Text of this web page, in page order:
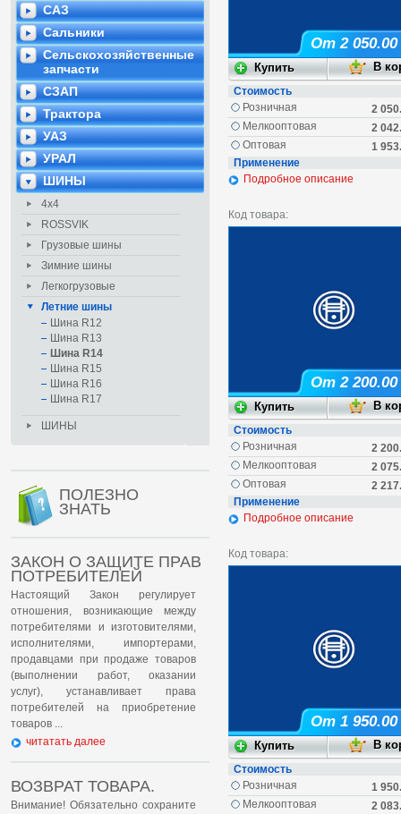
САЗ
Сальники
Сельскохозяйственные
запчасти
СЗАП
Трактора
УАЗ
УРАЛ
ШИНЫ
4х4
ROSSVIK
Грузовые шины
Зимние шины
Легкогрузовые
Летние шины
Шина R12
Шина R13
Шина R14
Шина R15
Шина R16
Шина R17
ШИНЫ
ПОЛЕЗНО
ЗНАТЬ
ЗАКОН О ЗАЩИТЕ ПРАВ
ПОТРЕБИТЕЛЕЙ
Настоящий Закон регулирует
отношения, возникающие между
потребителями и изготовителями,
исполнителями, импортерами,
продавцами при продаже товаров
(выполнении работ, оказании
услуг), устанавливает права
потребителей на приобретение
товаров ...
читатать далее
ВОЗВРАТ ТОВАРА.
Внимание! Обязательно сохраните
От 2 050.00
Стоимость
2
Розничная
2
Мелкооптовая
1
Оптовая
Применение
Подробное описание
Код товара:
От 2 200.00
Стоимость
2
Розничная
2
Мелкооптовая
2
Оптовая
Применение
Подробное описание
Код товара:
От 1 950.00
Стоимость
1
Розничная
2
Мелкооптовая